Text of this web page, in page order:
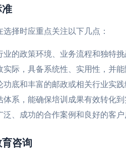
择时应重点关注以下几点：
的政策环境、业务流程和独特挑
实际，具备系统性、实用性，并
底和丰富的邮政或相关行业实践
系，能确保培训成果有效转化到
、成功的合作案例和良好的客户
咨询